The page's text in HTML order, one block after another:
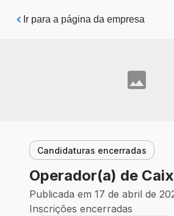
Pular para o conteúdo principal
Ir para a página da empresa
Candidaturas encerradas
Operador(a) de
Publicada em 17 de abril de
Inscrições encerradas